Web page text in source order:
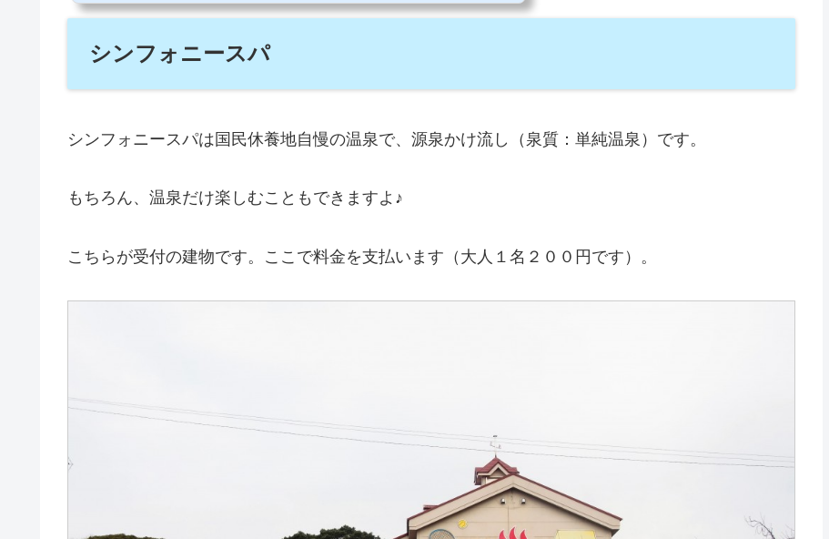
ンプ場です。ぜひご家族でキャンプに出かけてはいかがでしょうか？アクセ
ス＆駐車場情報鹿児島市から高速道路を経由して約１時間１０分、鹿児島空
牧園店やスーパーマーケットの「クリーンマートあべ」などがあり、最低限
シンフォニースパ
シンフォニースパは国民休養地自慢の温泉で、源泉かけ流し（泉質：単純温泉）です。
もちろん、温泉だけ楽しむこともできますよ♪
こちらが受付の建物です。ここで料金を支払います（大人１名２００円です）。